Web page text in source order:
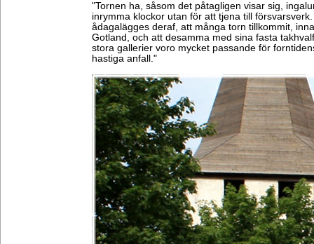
"Tornen ha, såsom det påtagligen visar sig,
inrymma klockor utan för att tjena till
ådagalägges deraf, att många torn tillkommit,
Gotland, och att desamma med sina fasta
stora gallerier voro mycket passande för
hastiga anfall."